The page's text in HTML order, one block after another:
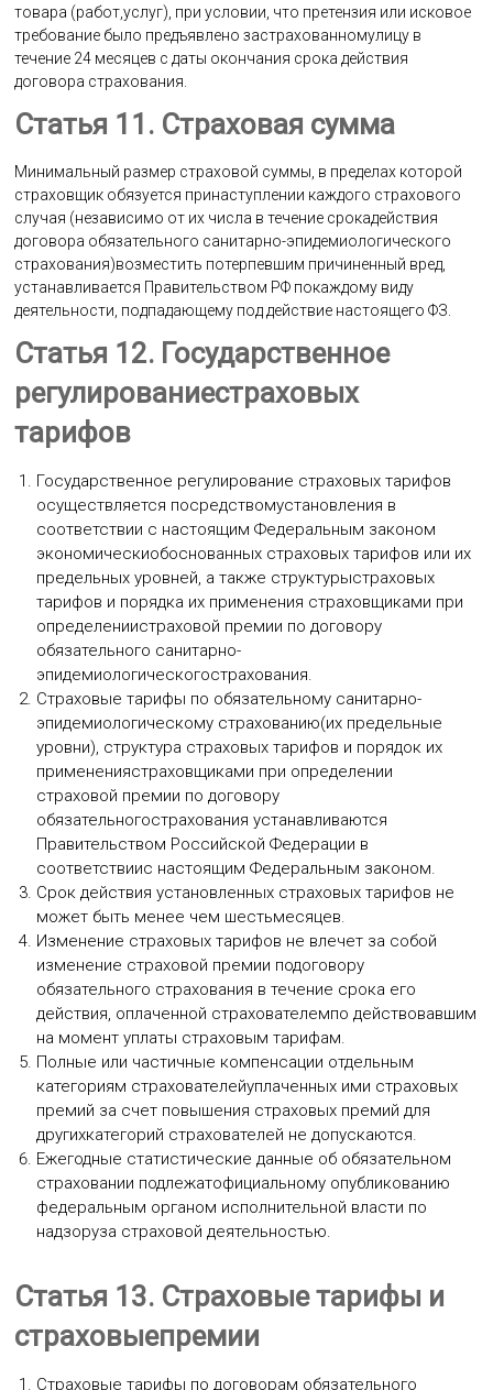
товара (работ,услуг), при условии, что претензия или исковое
требование было предъявлено застрахованномулицу в
течение 24 месяцев с даты окончания срока действия
договора страхования.
Статья 11. Страховая сумма
Минимальный размер страховой суммы, в пределах которой
страховщик обязуется принаступлении каждого страхового
случая (независимо от их числа в течение срокадействия
договора обязательного санитарно-эпидемиологического
страхования)возместить потерпевшим причиненный вред,
устанавливается Правительством РФ покаждому виду
деятельности, подпадающему под действие настоящего ФЗ.
Статья 12. Государственное
регулированиестраховых
тарифов
Государственное регулирование страховых тарифов
осуществляется посредствомустановления в
соответствии с настоящим Федеральным законом
экономическиобоснованных страховых тарифов или их
предельных уровней, а также структурыстраховых
тарифов и порядка их применения страховщиками при
определениистраховой премии по договору
обязательного санитарно-
эпидемиологическогострахования.
Страховые тарифы по обязательному санитарно-
эпидемиологическому страхованию(их предельные
уровни), структура страховых тарифов и порядок их
применениястраховщиками при определении
страховой премии по договору
обязательногострахования устанавливаются
Правительством Российской Федерации в
соответствиис настоящим Федеральным законом.
Срок действия установленных страховых тарифов не
может быть менее чем шестьмесяцев.
Изменение страховых тарифов не влечет за собой
изменение страховой премии подоговору
обязательного страхования в течение срока его
действия, оплаченной страхователемпо действовавшим
на момент уплаты страховым тарифам.
Полные или частичные компенсации отдельным
категориям страхователейуплаченных ими страховых
премий за счет повышения страховых премий для
другихкатегорий страхователей не допускаются.
Ежегодные статистические данные об обязательном
страховании подлежатофициальному опубликованию
федеральным органом исполнительной власти по
надзоруза страховой деятельностью.
Статья 13. Страховые тарифы и
страховыепремии
Страховые тарифы по договорам обязательного